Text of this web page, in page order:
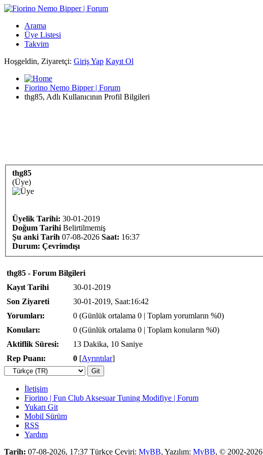
Arama
Üye Listesi
Takvim
Hoşgeldin, Ziyaretçi: Giriş Yap Kayıt Ol
Fiorino Nemo Bipper | Forum
thg85, Adlı Kullanıcının Profil Bilgileri
thg85
(Üye)
Üyelik Tarihi: 30-01-2019
Doğum Tarihi Belirtilmemiş
Şu anki Tarih 07-08-2026 Saat: 16:37
Durum: Çevrimdışı
thg85 - Forum Bilgileri
Kayıt Tarihi
30-01-2019
Son Ziyareti
30-01-2019, Saat:16:42
Yorumları:
0 (Günlük ortalama 0 | Toplam yorumların %0)
Konuları:
0 (Günlük ortalama 0 | Toplam konuların %0)
Aktiflik Süresi:
13 Dakika, 10 Saniye
Rep Puanı:
0 [Ayrıntılar]
İletişim
Fiorino | Fun Club Aksesuar Tuning Modifiye | Forum
Yukarı Git
Mobil Sürüm
RSS
Yardım
Tarih: 07-08-2026, 17:37 Türkçe Çeviri: MyBB, Yazılım: MyBB, © 2002-2026